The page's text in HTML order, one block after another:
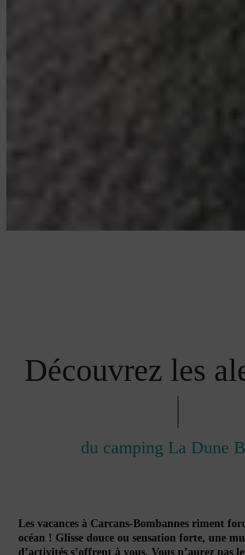
Découvrez les
du camping La Dune
Les vacances à Carcans-Bombannes riment
océan ! Glisse douce ou sensation forte, une
d’activités s’offrent à vous. Vous n’aurez pas